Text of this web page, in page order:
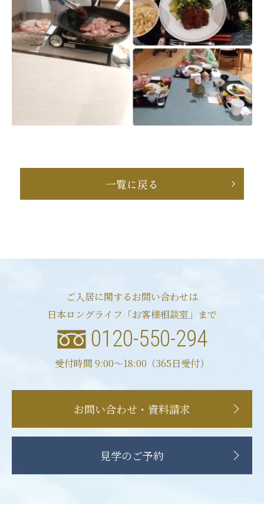
一覧に戻る
ご入居に関するお問い合わせは
日本ロングライフ「お客様相談室」まで
0120-550-294
受付時間 9:00〜18:00（365日受付）
お問い合わせ・資料請求
見学のご予約